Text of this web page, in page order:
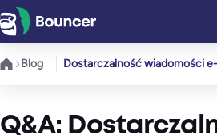
Przejdź
do
treści
Blog Dostarczalność wiadomości
Q&A: